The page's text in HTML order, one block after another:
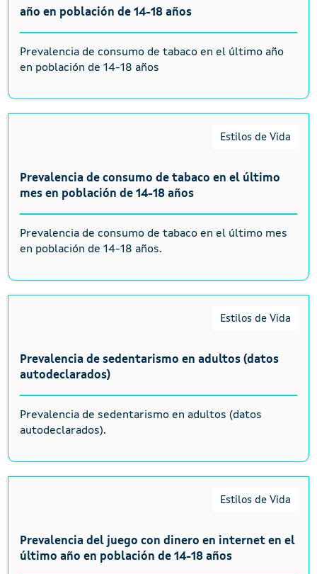
año en población de 14-18 años
Prevalencia de consumo de tabaco en el último año
en población de 14-18 años
Estilos de Vida
Prevalencia de consumo de tabaco en el último
mes en población de 14-18 años
Prevalencia de consumo de tabaco en el último mes
en población de 14-18 años.
Estilos de Vida
Prevalencia de sedentarismo en adultos (datos
autodeclarados)
Prevalencia de sedentarismo en adultos (datos
autodeclarados).
Estilos de Vida
Prevalencia del juego con dinero en internet en el
último año en población de 14-18 años